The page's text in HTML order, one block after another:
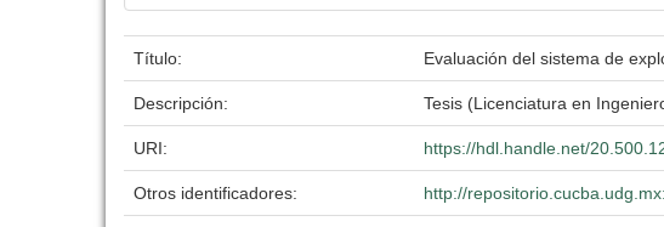
Título: Evaluación del sistema de
Descripción: Tesis (Licenciatura en
URI: https://hdl.handle.net/
Otros identificadores: http://